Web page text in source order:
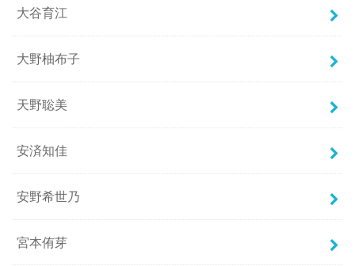
大谷育江
大野柚布子
天野聡美
安済知佳
安野希世乃
宮本侑芽